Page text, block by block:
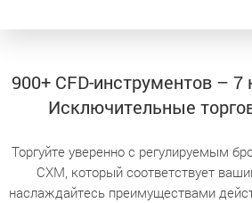
900+ CFD-инструментов – 7
Исключительные
Торгуйте уверенно с регулируемым
CXM, который соответствует
наслаждайтесь преимуществами